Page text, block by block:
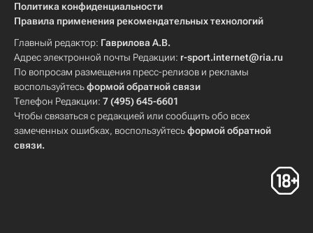
Политика конфиденциальности
Правила применения рекомендательных технологий
Главный редактор: Гаврилова А.В.
Адрес электронной почты Редакции: r-sport.internet@ria.ru
По вопросам размещения пресс-релизов и рекламы
воспользуйтесьформой обратной связи
Телефон Редакции: 7 (495) 645-6601
Чтобы связаться с редакцией или сообщить обо всех
замеченных ошибках, воспользуйтесьформой обратной
связи.